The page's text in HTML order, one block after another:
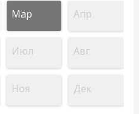
Мар Апр
Июл Авг
Ноя Дек